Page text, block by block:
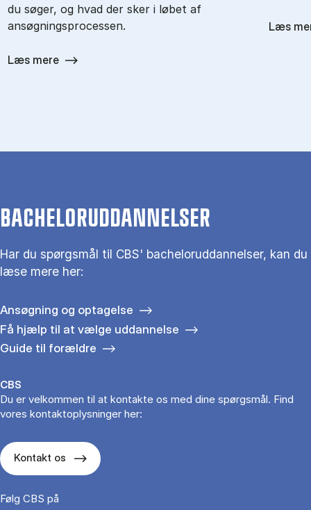
du søger, og hvad der sker i løbet af
ansøgningsprocessen.
Læs mere
Læs
BACHELORUDDANNELSER
Har du spørgsmål til CBS' bacheloruddannelser, kan du
læse mere her:
Ansøgning og optagelse
Få hjælp til at vælge uddannelse
Guide til forældre
CBS
Du er velkommen til at kontakte os med dine spørgsmål. Find
vores kontaktoplysninger her:
Kontakt os
Følg CBS på